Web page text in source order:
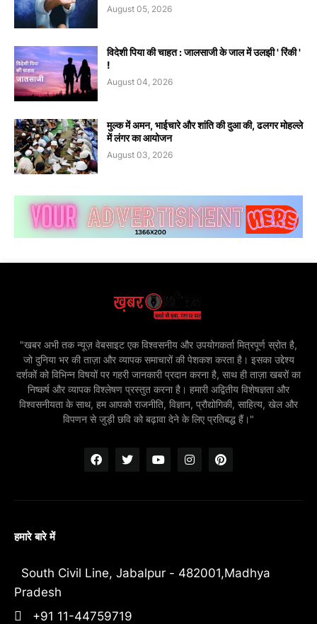
August 05, 2026
विदेशी पिया की चाहत : जालसाजी के जाल में उलझी ' रिंकी '
!
August 04, 2026
मुल्क में अमन, भाईचारे और शांति की दुआ की, ढलगर मोहल्ले
में लंगर का आयोजन
August 03, 2026
"खबर अभी तक न्यूज़ वेबसाइट एक विश्वसनीय और उपयोगकर्ता मित्रपूर्ण स्रोत है,
जो दुनिया भर की ताज़ा और व्यापक समाचारों की पेशकश करता है। इसका उद्देश्य
दर्शकों को विभिन्न विषयों पर गहरी जानकारी प्रदान करना है, साथ ही ताज़ा खबरों का
निष्कर्ष और व्यापक विश्लेषण प्रस्तुत करना है। हमारी अद्वितीय विशेषज्ञता और
विश्वसनीयता के साथ, हम आपको राजनीति, विज्ञान, प्रौद्योगिकी, साहित्य, खेल और
विपणन से जुड़ी छवि को बढ़ावा देने के लिए प्रतिबद्ध हैं।"
हमारे बारे में
South Civil Line, Jabalpur - 482001,Madhya
Pradesh
+91 11-44759719